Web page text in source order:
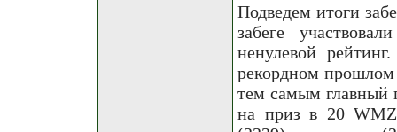
Подведем итоги
забеге
ненулевой
рекордном
тем самым главный
на приз в 20